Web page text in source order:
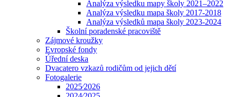
Analýza výsledku mapy školy 2021–2022
Analýza výsledku mapa školy 2017-2018
Analýza výsledků mapa školy 2023-2024
Školní poradenské pracoviště
Zájmové kroužky
Evropské fondy
Úřední deska
Dvacatero vzkazů rodičům od jejich dětí
Fotogalerie
2025⁄2026